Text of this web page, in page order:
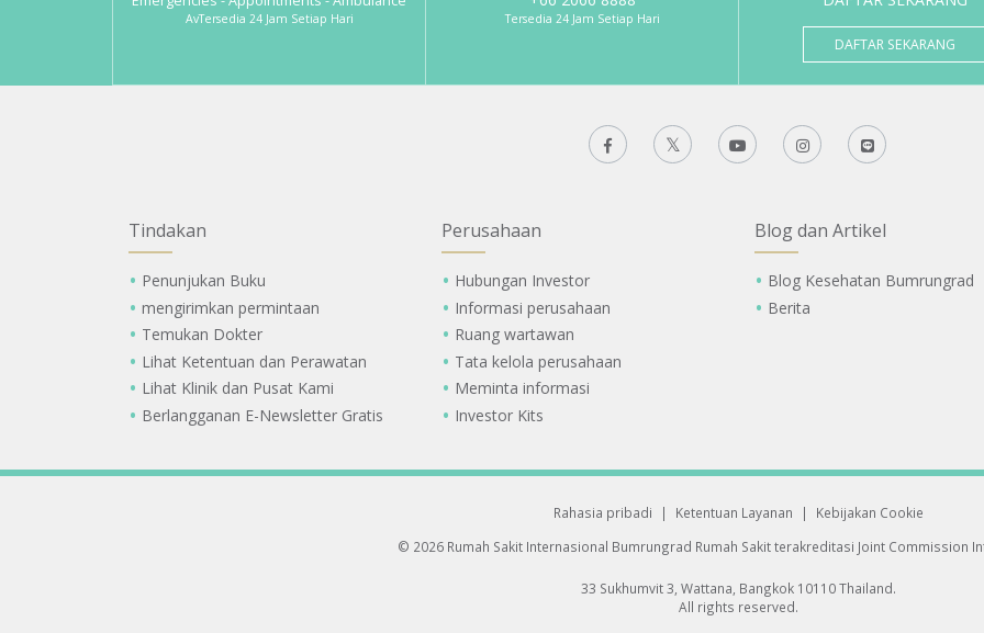
AvTersedia 24 Jam Setiap Hari Tersedia 24 Jam Setiap Hari
DAFTAR SEKARANG
Tindakan
Penunjukan Buku
mengirimkan permintaan
Temukan Dokter
Lihat Ketentuan dan Perawatan
Lihat Klinik dan Pusat Kami
Berlangganan E-Newsletter Gratis
Perusahaan
Hubungan Investor
Informasi perusahaan
Ruang wartawan
Tata kelola perusahaan
Meminta informasi
Investor Kits
Blog dan Artikel
Blog Kesehatan Bumrungrad
Berita
Rahasia pribadi | Ketentuan Layanan |
Kebijakan Cookie
© 2026 Rumah Sakit Internasional Bumrungrad Rumah Sakit terakreditasi Joint Commission
33 Sukhumvit 3, Wattana, Bangkok 10110 Thailand.
All rights reserved.